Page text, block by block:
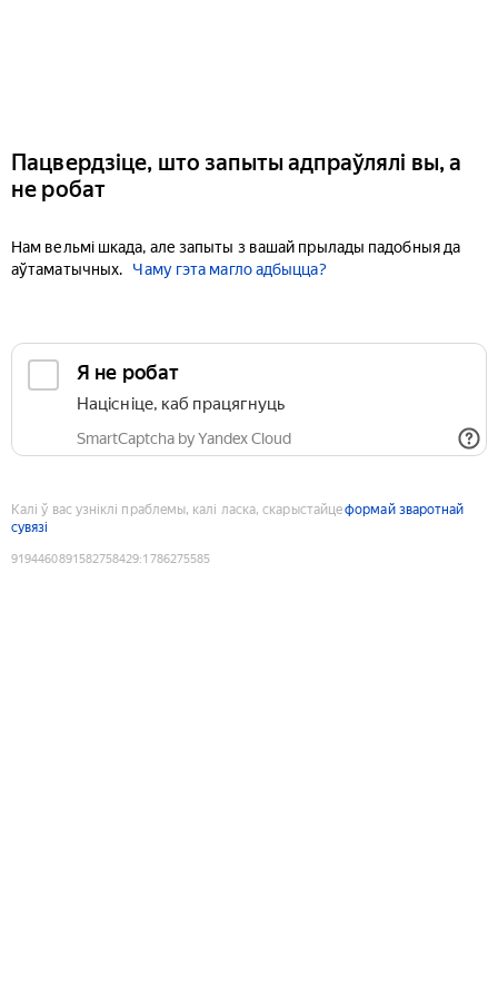
Пацвердзіце, што запыты адпраўлялі вы, а
не робат
Нам вельмі шкада, але запыты з вашай прылады падобныя да
аўтаматычных.
Чаму гэта магло адбыцца?
Я не робат
Націсніце, каб працягнуць
SmartCaptcha by Yandex Cloud
Калі ў вас узніклі праблемы, калі ласка, скарыстайцеформай зваротнай
сувязі
9194460891582758429:1786275585